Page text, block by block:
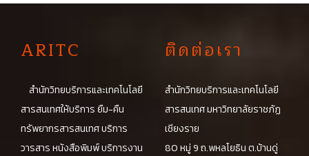
ARITC
สำนักวิทยบริการและเทคโนโลยี
สารสนเทศให้บริการ ยืม-คืน
ทรัพยากรสารสนเทศ บริการ
วารสาร หนังสือพิมพ์ บริการงาน
ติดต่อเรา
สำนักวิทยบริการและเทคโนโลยี
สารสนเทศ มหาวิทยาลัยราชภัฏ
เชียงราย
80 หมู่ 9 ถ.พหลโยธิน ต.บ้านดู่